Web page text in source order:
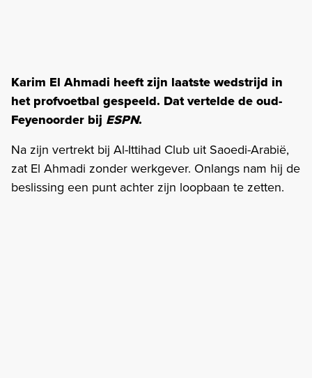
Karim El Ahmadi heeft zijn laatste wedstrijd in
het profvoetbal gespeeld. Dat vertelde de oud-
Feyenoorder bij ESPN.
Na zijn vertrekt bij Al-Ittihad Club uit Saoedi-Arabië,
zat El Ahmadi zonder werkgever. Onlangs nam hij de
beslissing een punt achter zijn loopbaan te zetten.